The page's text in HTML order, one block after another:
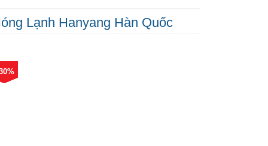
Lạnh Hanyang Hàn Quốc